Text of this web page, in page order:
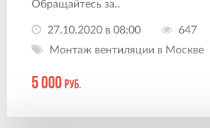
Обращайтесь за..
27.10.2020 в 08:00
647
Монтаж вентиляции в Москве
5 000 руб.